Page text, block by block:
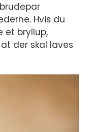
Hvis du
et bryllup,
der skal laves